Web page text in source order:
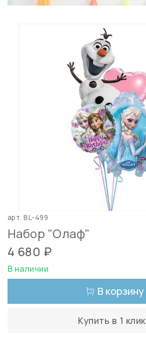
арт.BL-499
Набор "Олаф"
4 680 ₽
В наличии
В корзину
Купить в 1 клик